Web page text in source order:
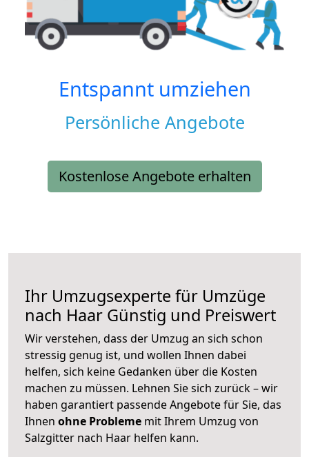
Entspannt umziehen
Persönliche Angebote
Kostenlose Angebote erhalten
Ihr Umzugsexperte für Umzüge
nach Haar Günstig und Preiswert
Wir verstehen, dass der Umzug an sich schon
stressig genug ist, und wollen Ihnen dabei
helfen, sich keine Gedanken über die Kosten
machen zu müssen. Lehnen Sie sich zurück – wir
haben garantiert passende Angebote für Sie, das
Ihnen ohne Probleme mit Ihrem Umzug von
Salzgitter nach Haar helfen kann.